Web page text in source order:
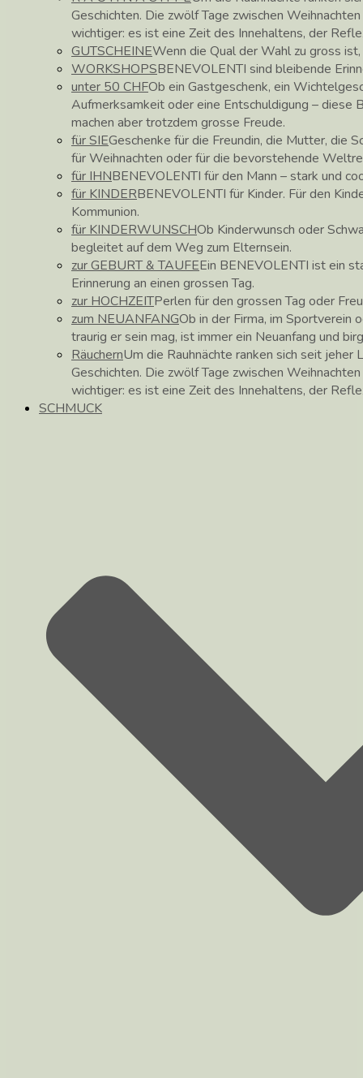
Geschichten. Die zwölf Tage zwischen
wichtiger: es ist eine Zeit des Innehaltens, der
GUTSCHEINEWenn die Qual der Wahl zu gross
WORKSHOPSBENEVOLENTI sind bleibende
unter 50 CHFOb ein Gastgeschenk, ein
Aufmerksamkeit oder eine Entschuldigung – diese
machen aber trotzdem grosse Freude.
für SIEGeschenke für die Freundin, die Mutter, die
für Weihnachten oder für die bevorstehende
für IHNBENEVOLENTI für den Mann – stark und
für KINDERBENEVOLENTI für Kinder. Für den
Kommunion.
für KINDERWUNSCHOb Kinderwunsch oder
begleitet auf dem Weg zum Elternsein.
zur GEBURT & TAUFEEin BENEVOLENTI ist ein
Erinnerung an einen grossen Tag.
zur HOCHZEITPerlen für den grossen Tag oder
zum NEUANFANGOb in der Firma, im Sportverein
traurig er sein mag, ist immer ein Neuanfang und
RäuchernUm die Rauhnächte ranken sich seit jeher
Geschichten. Die zwölf Tage zwischen
wichtiger: es ist eine Zeit des Innehaltens, der
SCHMUCK